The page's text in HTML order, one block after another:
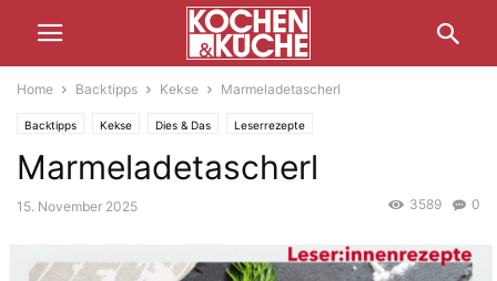
Home Backtipps Kekse Marmeladetascherl
Backtipps Kekse Dies & Das Leserrezepte
Marmeladetascherl
15. November 2025 0
3589